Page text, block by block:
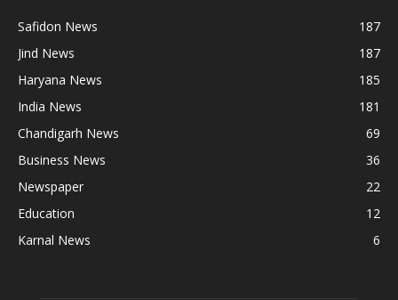
Safidon News
187
Jind News
187
Haryana News
185
India News
181
Chandigarh News
69
Business News
36
Newspaper
22
Education
12
Karnal News
6